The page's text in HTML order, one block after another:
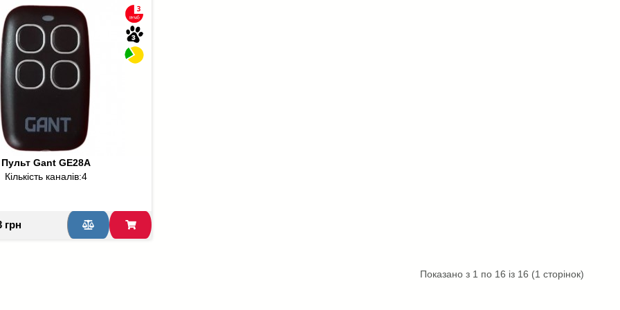
Пульт Gant GE28A
Кількість каналів:4
грн
Показано з 1 по 16 із 16 (1 сторінок)